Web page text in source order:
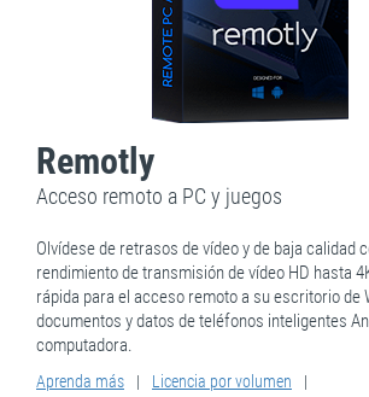
Remotly
Acceso remoto a PC y juegos
Olvídese de retrasos de vídeo y de baja calidad
rendimiento de transmisión de vídeo HD hasta
rápida para el acceso remoto a su escritorio de
documentos y datos de teléfonos inteligentes
computadora.
Aprenda más | Licencia por volumen
|